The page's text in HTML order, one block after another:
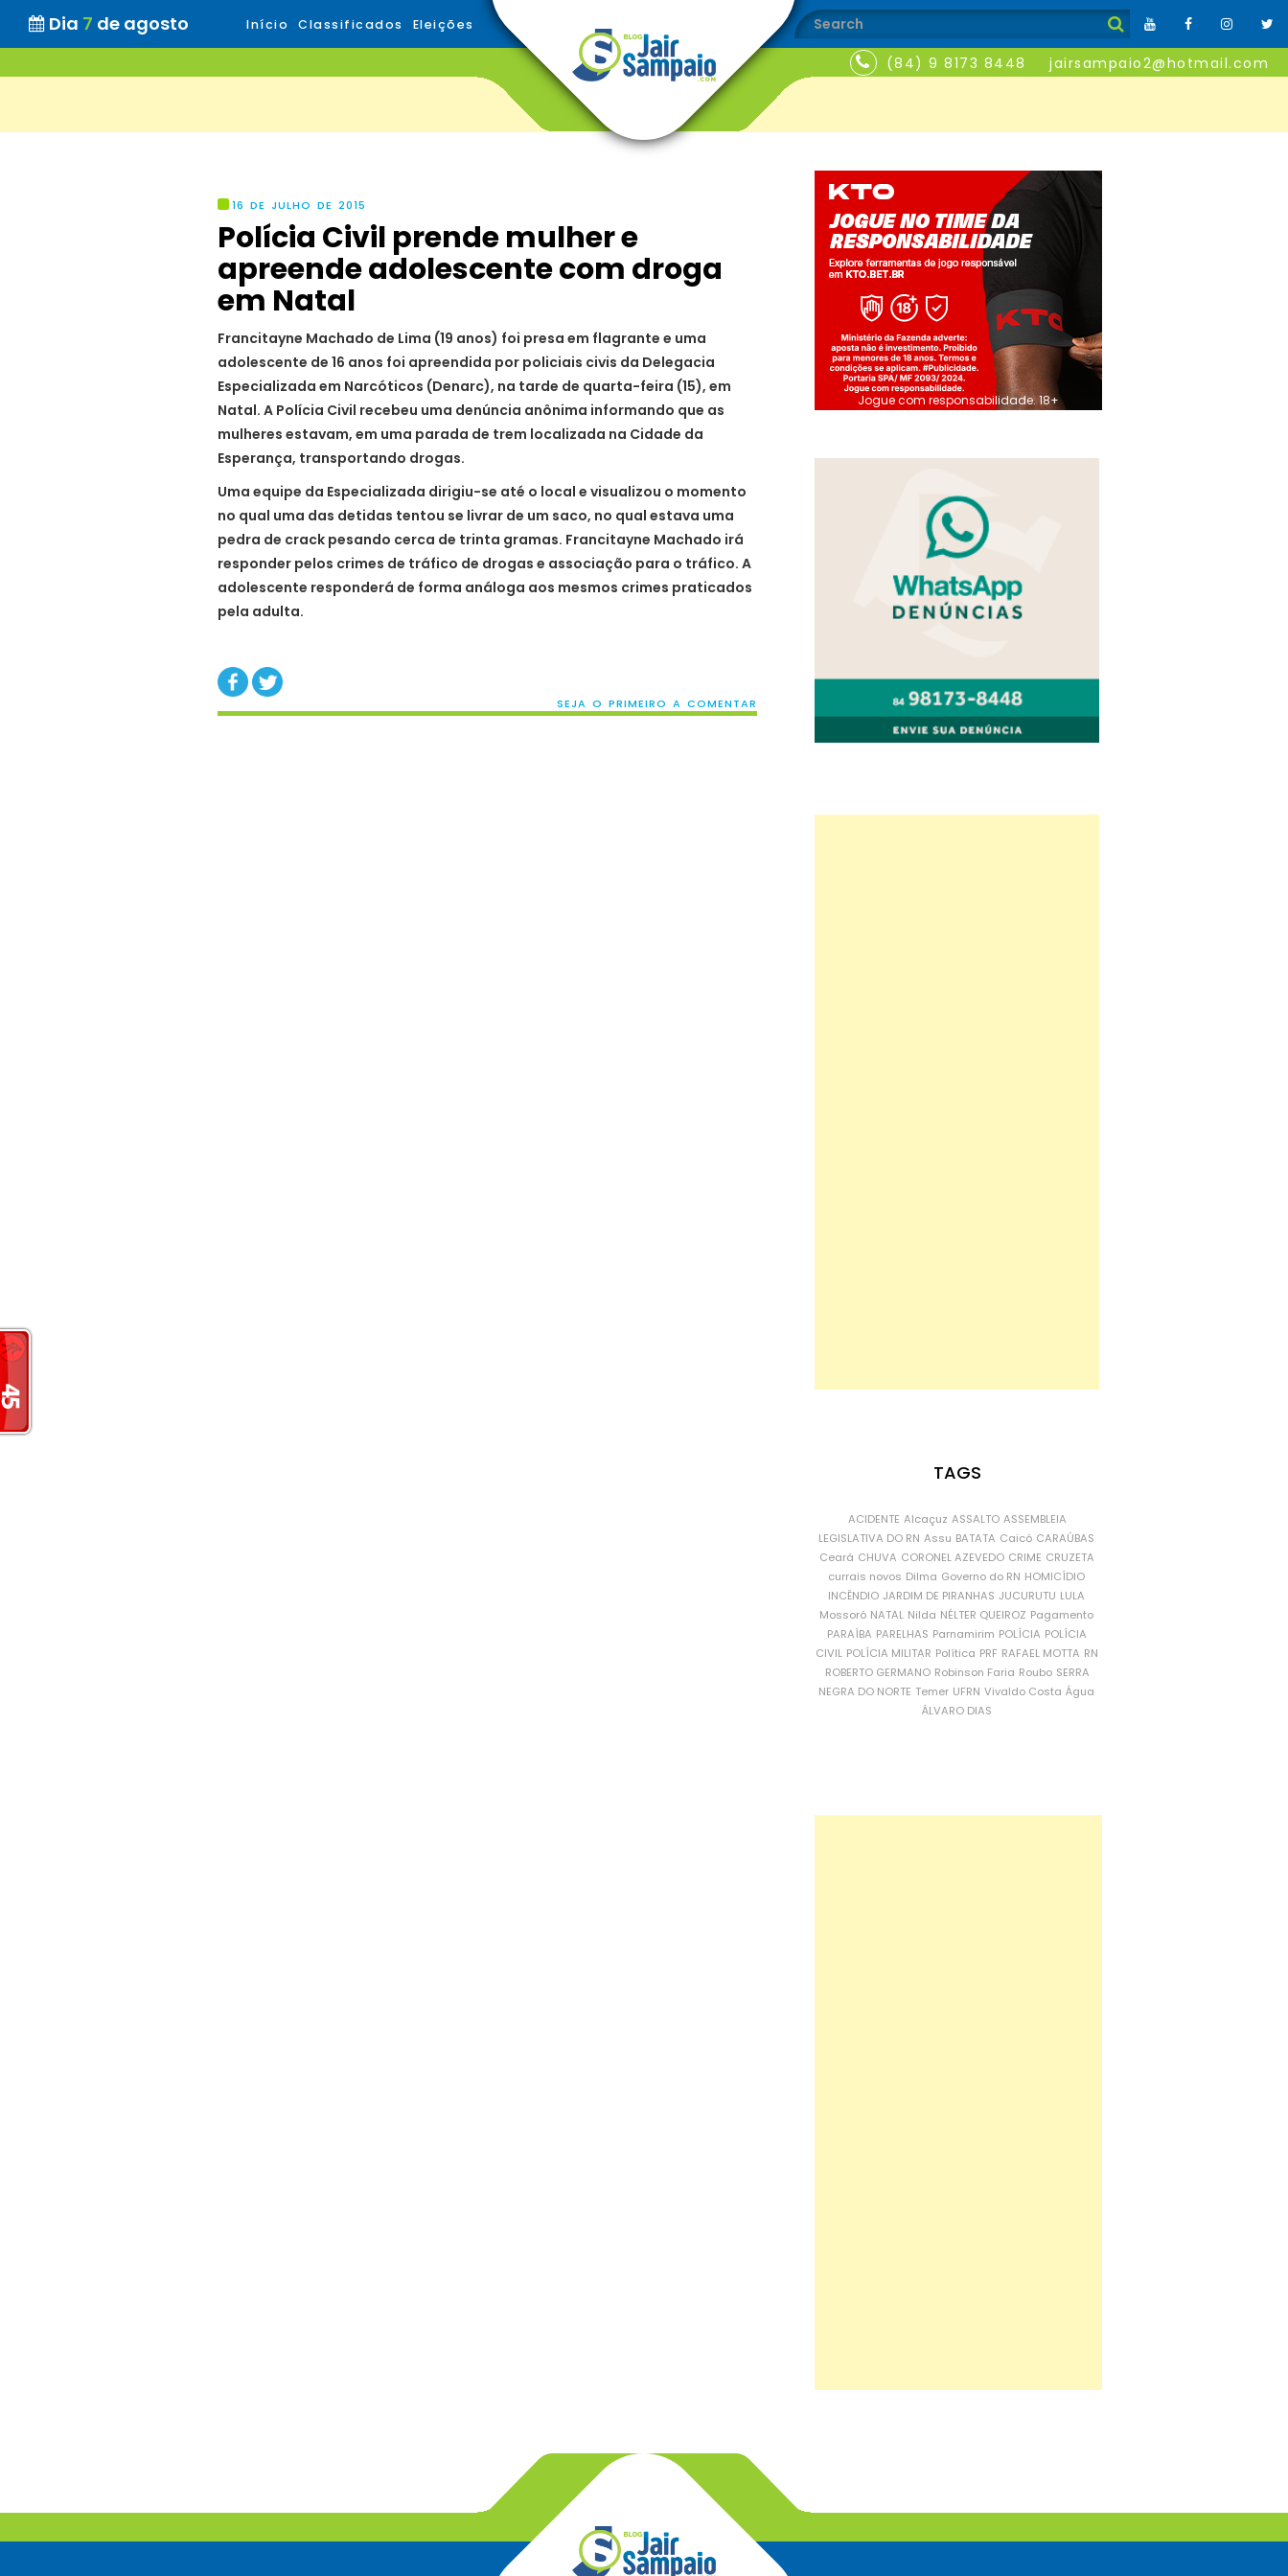
Dia 7 de agosto Início Classificados Eleições
(84) 9 8173 8448 jairsampaio2@hotmail.com
16 DE JULHO DE 2015
Polícia Civil prende mulher e
apreende adolescente com droga
em Natal
Francitayne Machado de Lima (19 anos) foi presa em flagrante e uma
adolescente de 16 anos foi apreendida por policiais civis da Delegacia
Especializada em Narcóticos (Denarc), na tarde de quarta-feira (15), em
Natal. A Polícia Civil recebeu uma denúncia anônima informando que as
mulheres estavam, em uma parada de trem localizada na Cidade da
Esperança, transportando drogas.
Uma equipe da Especializada dirigiu-se até o local e visualizou o momento
no qual uma das detidas tentou se livrar de um saco, no qual estava uma
pedra de crack pesando cerca de trinta gramas. Francitayne Machado irá
responder pelos crimes de tráfico de drogas e associação para o tráfico. A
adolescente responderá de forma análoga aos mesmos crimes praticados
pela adulta.
SEJA O PRIMEIRO A COMENTAR
Jogue com responsabilidade. 18+
TAGS
ACIDENTE Alcaçuz ASSALTO ASSEMBLEIA
LEGISLATIVA DO RN Assu BATATA Caicó CARAÚBAS
Ceará CHUVA CORONEL AZEVEDO CRIME CRUZETA
currais novos Dilma Governo do RN HOMICÍDIO
INCÊNDIO JARDIM DE PIRANHAS JUCURUTU LULA
Mossoró NATAL Nilda NÉLTER QUEIROZ Pagamento
PARAÍBA PARELHAS Parnamirim POLÍCIA POLÍCIA
CIVIL POLÍCIA MILITAR Política PRF RAFAEL MOTTA RN
ROBERTO GERMANO Robinson Faria Roubo SERRA
NEGRA DO NORTE Temer UFRN Vivaldo Costa Água
ÁLVARO DIAS